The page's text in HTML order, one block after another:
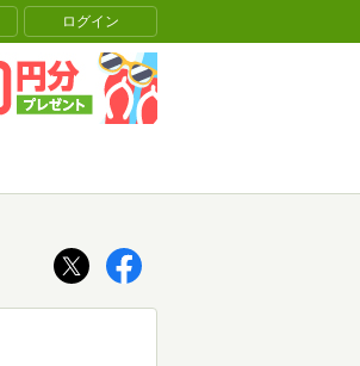
ログイン